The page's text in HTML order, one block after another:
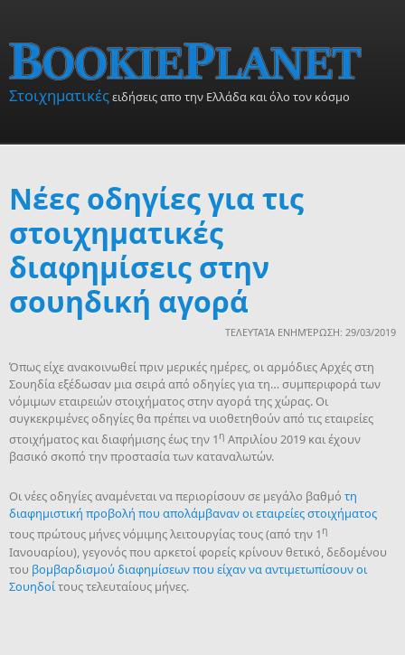
Στοιχηματικέςειδήσεις απο την Ελλάδα και όλο τον κόσμο
Νέες οδηγίες για τις
στοιχηματικές
διαφημίσεις στην
σουηδική αγορά
ΤΕΛΕΥΤΑΊΑ ΕΝΗΜΈΡΩΣΗ: 29/03/2019
Όπως είχε ανακοινωθεί πριν μερικές ημέρες, οι αρμόδιες Αρχές στη
Σουηδία εξέδωσαν μια σειρά από οδηγίες για τη… συμπεριφορά των
νόμιμων εταιρειών στοιχήματος στην αγορά της χώρας. Οι
συγκεκριμένες οδηγίες θα πρέπει να υιοθετηθούν από τις εταιρείες
στοιχήματος και διαφήμισης έως την 1 η Απριλίου 2019 και έχουν
βασικό σκοπό την προστασία των καταναλωτών.
Οι νέες οδηγίες αναμένεται να περιορίσουν σε μεγάλο βαθμό τη
διαφημιστική προβολή που απολάμβαναν οι εταιρείες στοιχήματος
τους πρώτους μήνες νόμιμης λειτουργίας τους (από την 1 η
Ιανουαρίου), γεγονός που αρκετοί φορείς κρίνουν θετικό, δεδομένου
του βομβαρδισμού διαφημίσεων που είχαν να αντιμετωπίσουν οι
Σουηδοί τους τελευταίους μήνες.